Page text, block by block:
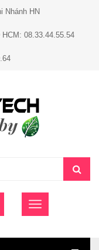
Nhánh HN
08.33.44.55.54